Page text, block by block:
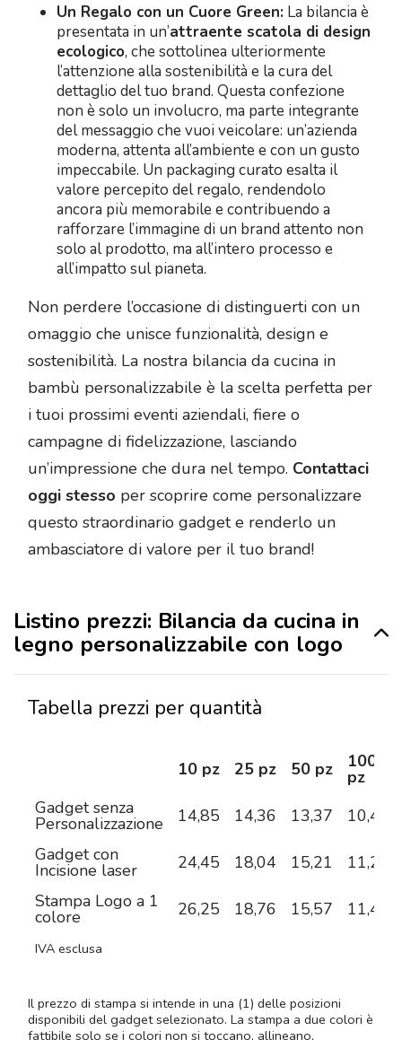
Un Regalo con un Cuore Green: La bilancia è
presentata in un’attraente scatola di design
ecologico, che sottolinea ulteriormente
l’attenzione alla sostenibilità e la cura del
dettaglio del tuo brand. Questa confezione
non è solo un involucro, ma parte integrante
del messaggio che vuoi veicolare: un’azienda
moderna, attenta all’ambiente e con un gusto
impeccabile. Un packaging curato esalta il
valore percepito del regalo, rendendolo
ancora più memorabile e contribuendo a
rafforzare l’immagine di un brand attento non
solo al prodotto, ma all’intero processo e
all’impatto sul pianeta.
Non perdere l’occasione di distinguerti con un
omaggio che unisce funzionalità, design e
sostenibilità. La nostra bilancia da cucina in
bambù personalizzabile è la scelta perfetta per
i tuoi prossimi eventi aziendali, fiere o
campagne di fidelizzazione, lasciando
un’impressione che dura nel tempo. Contattaci
oggi stesso per scoprire come personalizzare
questo straordinario gadget e renderlo un
ambasciatore di valore per il tuo brand!
Listino prezzi: Bilancia da cucina in
legno personalizzabile con logo
Tabella prezzi per quantità
10 pz 25 pz 50 pz 100
pz
Gadget senza
Personalizzazione 14,85 14,36 13,37
10,40
Gadget con
Incisione laser 24,45 18,04 15,21
11,28
Stampa Logo a 1
colore 26,25 18,76 15,57 11,47
IVA esclusa
Il prezzo di stampa si intende in una (1) delle posizioni
disponibili del gadget selezionato. La stampa a due colori è
fattibile solo se i colori non si toccano, allineano,